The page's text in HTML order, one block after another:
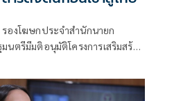
องโฆษกประจำสำนักนายก
นตรีมีมติอนุมัติโครงการเสริมสร้าง
ยการค้ายาเสพติดระหว่าง
พ.ศ. 2569 วงเงินรวม 16 ล้าน